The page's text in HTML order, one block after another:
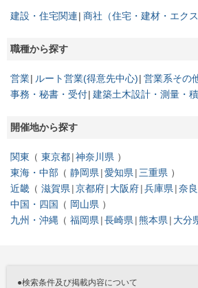
建設・住宅関連 商社（住宅・建材・エクス
職種から探す
営業 ルート営業(得意先中心) 営業系その
事務・秘書・受付 建築土木設計・測量・
開催地から探す
関東 東京都 神奈川県
東海・中部
静岡県 愛知県
三重県
近畿
滋賀県 京都府 大阪府 兵庫県 奈
中国・四国
岡山県
九州・沖縄
福岡県 長崎県 熊本県 大分
●検索条件及び掲載内容について